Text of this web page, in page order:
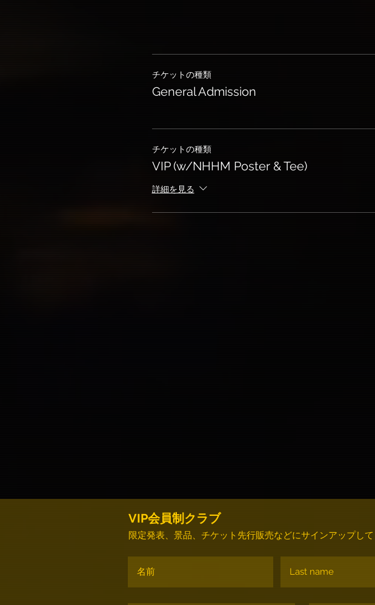
チケットの種類
General Admission
チケットの種類
VIP (w/NHHM Poster & Tee)
詳細を見る
VIP会員制クラブ
限定発表、景品、チケット先行販売などにサインアップし